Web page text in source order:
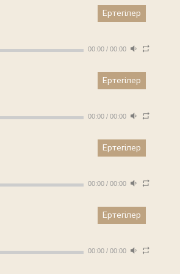
00:00 / 00:00
Ертегілер
00:00 / 00:00
Ертегілер
00:00 / 00:00
Ертегілер
00:00 / 00:00
Ертегілер